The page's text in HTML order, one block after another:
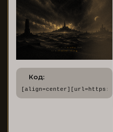
Код: